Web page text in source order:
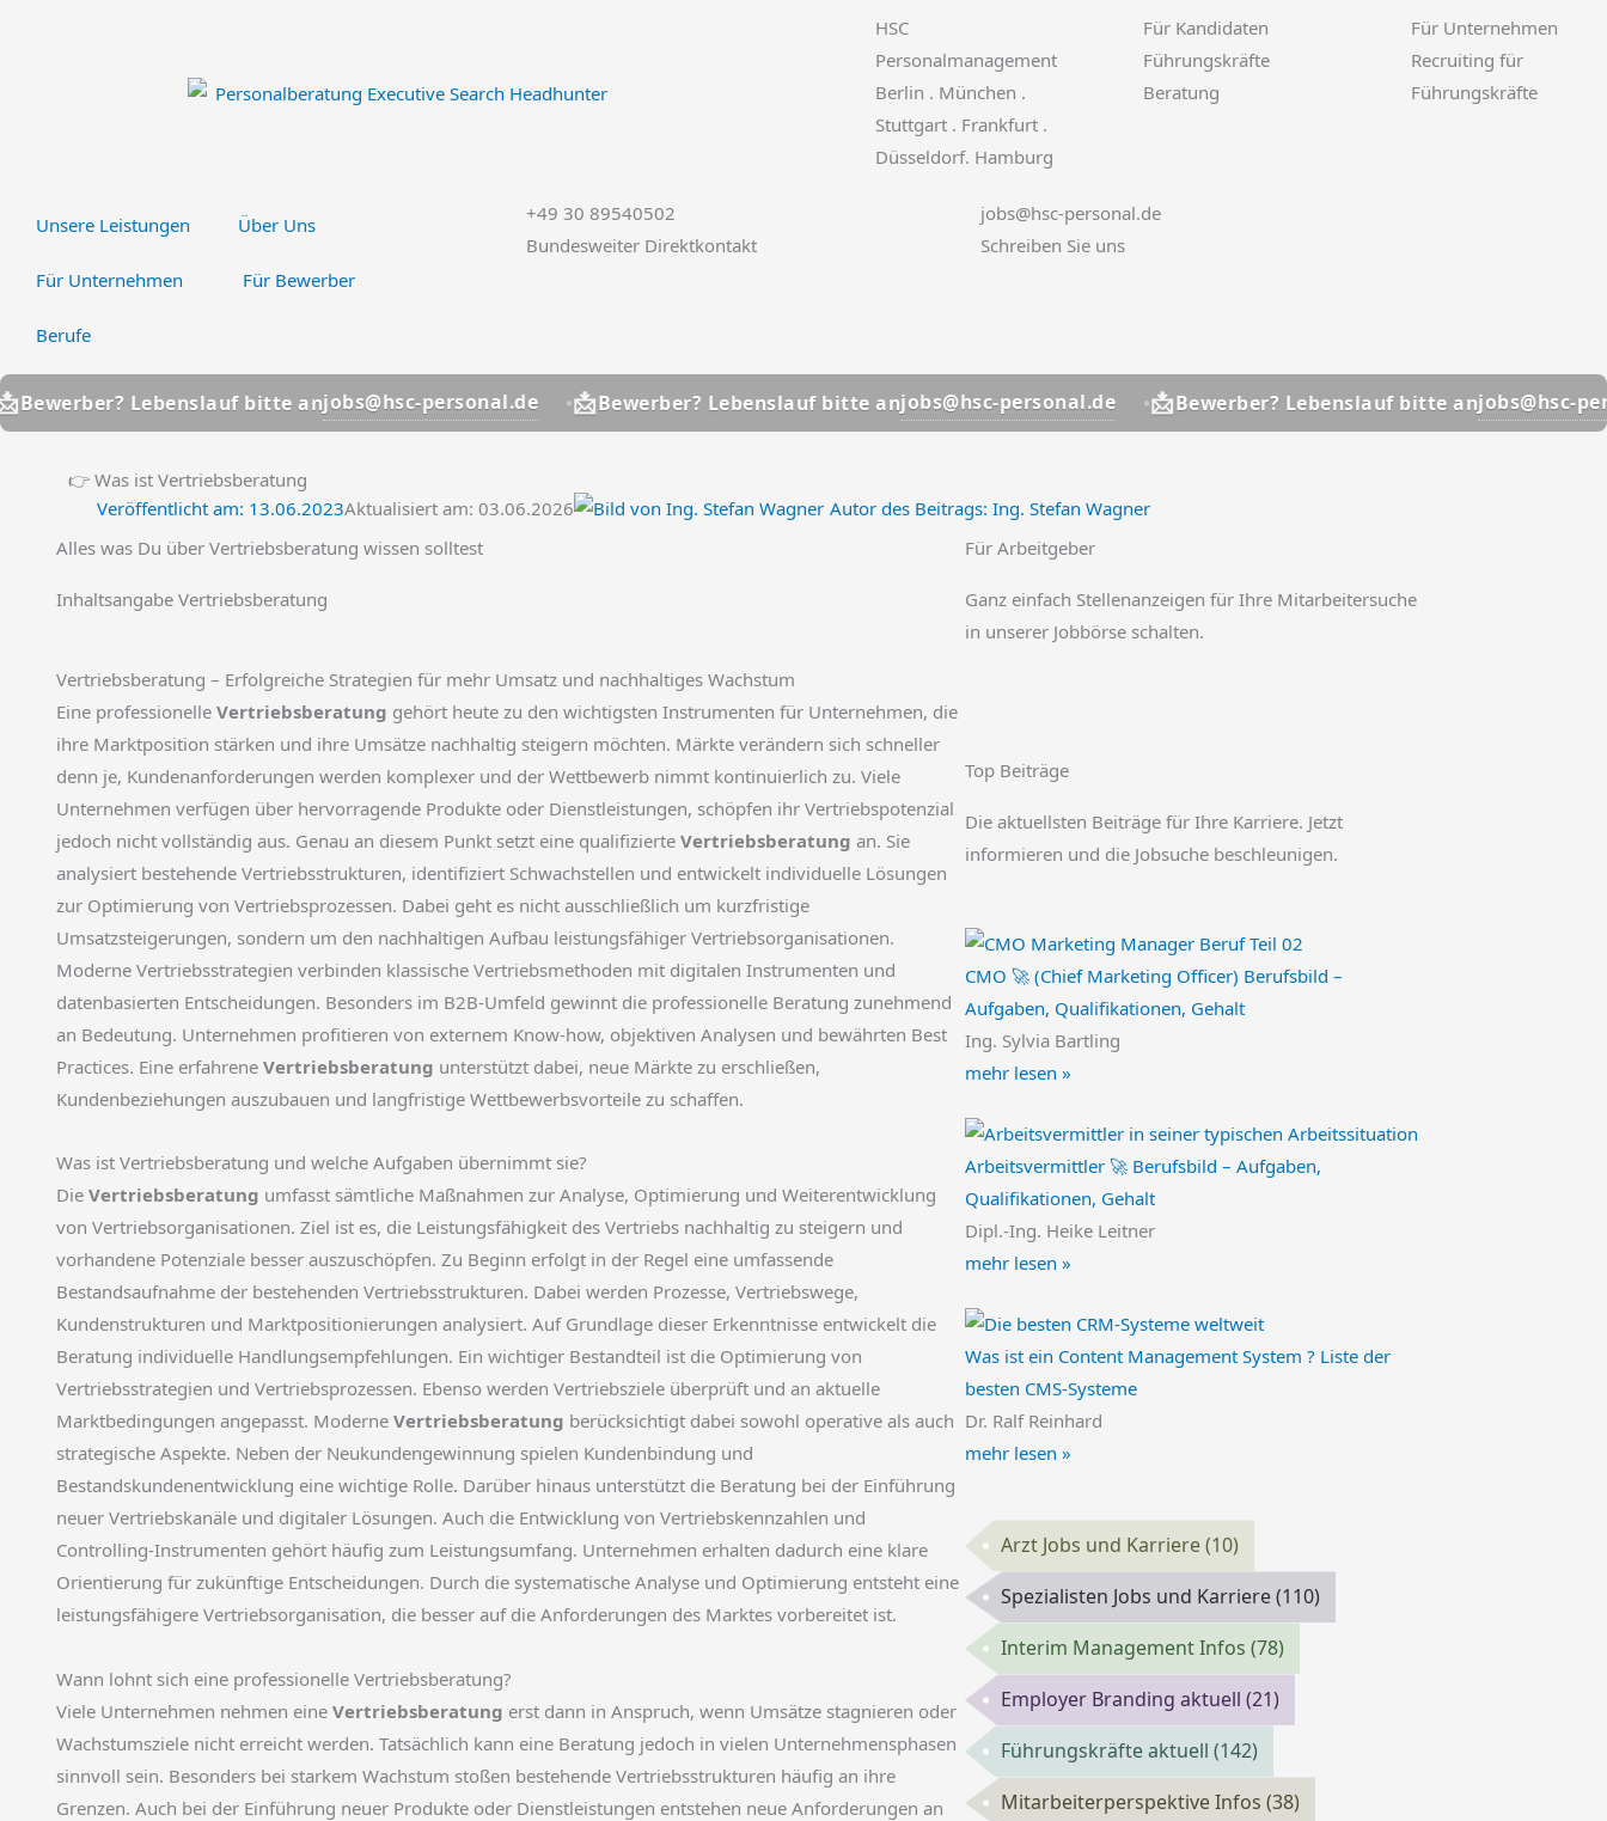
HSC
Personalmanagement
Berlin . München .
Stuttgart . Frankfurt .
Düsseldorf. Hamburg
Für Kandidaten
Führungskräfte
Beratung
Für Unternehmen
Recruiting für
Führungskräfte
Unsere Leistungen Über Uns
Für Unternehmen Für Bewerber
Berufe
+49 30 89540502
Bundesweiter Direktkontakt
jobs@hsc-personal.de
Schreiben Sie uns
Lebenslauf bitte anjobs@hsc-personal.de 📩Bewerber? Lebenslauf bitte anjobs@hsc-personal.de 📩Bewerber? Lebenslauf bitte anjobs@hsc-personal.de
👉 Was ist Vertriebsberatung
Veröffentlicht am: 13.06.2023Aktualisiert am: 03.06.2026 Autor des Beitrags: Ing. Stefan Wagner
Alles was Du über Vertriebsberatung wissen solltest
Inhaltsangabe Vertriebsberatung
Vertriebsberatung – Erfolgreiche Strategien für mehr Umsatz und nachhaltiges Wachstum
Eine professionelle Vertriebsberatung gehört heute zu den wichtigsten Instrumenten für Unternehmen, die
ihre Marktposition stärken und ihre Umsätze nachhaltig steigern möchten. Märkte verändern sich schneller
denn je, Kundenanforderungen werden komplexer und der Wettbewerb nimmt kontinuierlich zu. Viele
Unternehmen verfügen über hervorragende Produkte oder Dienstleistungen, schöpfen ihr Vertriebspotenzial
jedoch nicht vollständig aus. Genau an diesem Punkt setzt eine qualifizierte Vertriebsberatung an. Sie
analysiert bestehende Vertriebsstrukturen, identifiziert Schwachstellen und entwickelt individuelle Lösungen
zur Optimierung von Vertriebsprozessen. Dabei geht es nicht ausschließlich um kurzfristige
Umsatzsteigerungen, sondern um den nachhaltigen Aufbau leistungsfähiger Vertriebsorganisationen.
Moderne Vertriebsstrategien verbinden klassische Vertriebsmethoden mit digitalen Instrumenten und
datenbasierten Entscheidungen. Besonders im B2B-Umfeld gewinnt die professionelle Beratung zunehmend
an Bedeutung. Unternehmen profitieren von externem Know-how, objektiven Analysen und bewährten Best
Practices. Eine erfahrene Vertriebsberatung unterstützt dabei, neue Märkte zu erschließen,
Kundenbeziehungen auszubauen und langfristige Wettbewerbsvorteile zu schaffen.
Was ist Vertriebsberatung und welche Aufgaben übernimmt sie?
Die Vertriebsberatung umfasst sämtliche Maßnahmen zur Analyse, Optimierung und Weiterentwicklung
von Vertriebsorganisationen. Ziel ist es, die Leistungsfähigkeit des Vertriebs nachhaltig zu steigern und
vorhandene Potenziale besser auszuschöpfen. Zu Beginn erfolgt in der Regel eine umfassende
Bestandsaufnahme der bestehenden Vertriebsstrukturen. Dabei werden Prozesse, Vertriebswege,
Kundenstrukturen und Marktpositionierungen analysiert. Auf Grundlage dieser Erkenntnisse entwickelt die
Beratung individuelle Handlungsempfehlungen. Ein wichtiger Bestandteil ist die Optimierung von
Vertriebsstrategien und Vertriebsprozessen. Ebenso werden Vertriebsziele überprüft und an aktuelle
Marktbedingungen angepasst. Moderne Vertriebsberatung berücksichtigt dabei sowohl operative als auch
strategische Aspekte. Neben der Neukundengewinnung spielen Kundenbindung und
Bestandskundenentwicklung eine wichtige Rolle. Darüber hinaus unterstützt die Beratung bei der Einführung
neuer Vertriebskanäle und digitaler Lösungen. Auch die Entwicklung von Vertriebskennzahlen und
Controlling-Instrumenten gehört häufig zum Leistungsumfang. Unternehmen erhalten dadurch eine klare
Orientierung für zukünftige Entscheidungen. Durch die systematische Analyse und Optimierung entsteht eine
leistungsfähigere Vertriebsorganisation, die besser auf die Anforderungen des Marktes vorbereitet ist.
Wann lohnt sich eine professionelle Vertriebsberatung?
Viele Unternehmen nehmen eine Vertriebsberatung erst dann in Anspruch, wenn Umsätze stagnieren oder
Wachstumsziele nicht erreicht werden. Tatsächlich kann eine Beratung jedoch in vielen Unternehmensphasen
sinnvoll sein. Besonders bei starkem Wachstum stoßen bestehende Vertriebsstrukturen häufig an ihre
Grenzen. Auch bei der Einführung neuer Produkte oder Dienstleistungen entstehen neue Anforderungen an
Für Arbeitgeber
Ganz einfach Stellenanzeigen für Ihre Mitarbeitersuche
in unserer Jobbörse schalten.
Top Beiträge
Die aktuellsten Beiträge für Ihre Karriere. Jetzt
informieren und die Jobsuche beschleunigen.
CMO 🚀 (Chief Marketing Officer) Berufsbild –
Aufgaben, Qualifikationen, Gehalt
Ing. Sylvia Bartling
mehr lesen »
Arbeitsvermittler 🚀 Berufsbild – Aufgaben,
Qualifikationen, Gehalt
Dipl.-Ing. Heike Leitner
mehr lesen »
Was ist ein Content Management System ? Liste der
besten CMS-Systeme
Dr. Ralf Reinhard
mehr lesen »
Arzt Jobs und Karriere(10)
Spezialisten Jobs und Karriere(110)
Interim Management Infos (78)
Employer Branding aktuell (21)
Führungskräfte aktuell (142)
Mitarbeiterperspektive Infos (38)